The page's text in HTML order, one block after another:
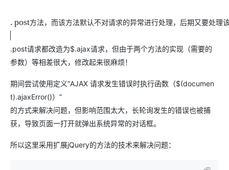
. post方法， 而该方法默认不对请求的异常进行处理 ， 后期 又要处理
.post请求都改造为$.ajax请求，但由于两个方法的实现（需要的
参数）等相差很大，修改起来很麻烦！
期间尝试使用定义“AJAX 请求发生错误时执行函数（$(documen
t).ajaxError()）”
的方式来解决问题，但影响范围太大，长轮询发生的错误也被捕
获，导致页面一打开就弹出系统异常的对话框。
所以这里采用扩展jQuery的方法的技术来解决问题：